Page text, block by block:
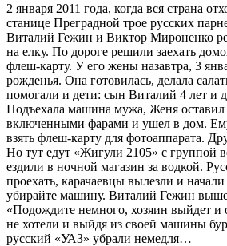
2 января 2011 года, когда вся страна
станице Преградной трое русских
Виталий Гежин и Виктор Мироненко
на елку. По дороге решили заехать
флеш-карту. У его жены назавтра, 3
рожденья. Она готовилась, делала
помогали и дети: сын Виталий 4 лет и
Подъехала машина мужа, Женя
включенными фарами и ушел в дом.
взять флеш-карту для фотоаппарата.
Но тут едут «Жигули 2105» с группой
ездили в ночной магазин за водкой.
проехать, карачаевцы вылезли и
убирайте машину. Виталий Гежин
«Подождите немного, хозяин выйдет и
не хотели и выйдя из своей машины
русский «УАЗ» убрали немедля…